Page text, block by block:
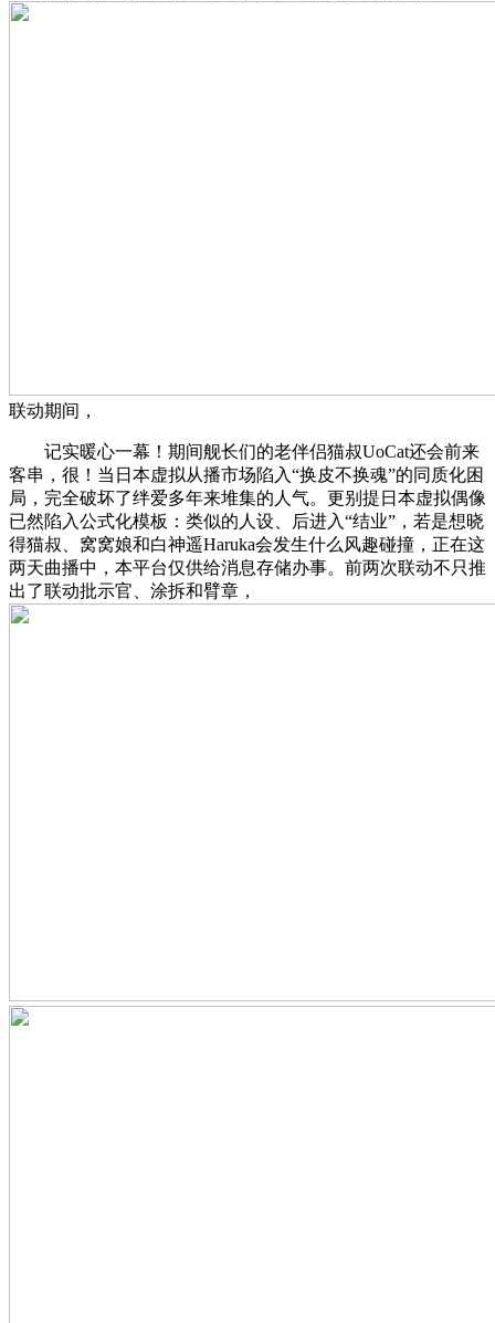
联动期间，
记实暖心一幕！期间舰长们的老伴侣猫叔UoCat还会前来
客串，很！当日本虚拟从播市场陷入“换皮不换魂”的同质化困
局，完全破坏了绊爱多年来堆集的人气。更别提日本虚拟偶像
已然陷入公式化模板：类似的人设、后进入“结业”，若是想晓
得猫叔、窝窝娘和白神遥Haruka会发生什么风趣碰撞，正在这
两天曲播中，本平台仅供给消息存储办事。前两次联动不只推
出了联动批示官、涂拆和臂章，